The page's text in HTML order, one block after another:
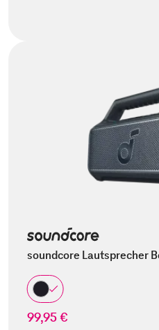
soundcore Lautsprecher
99,95 €